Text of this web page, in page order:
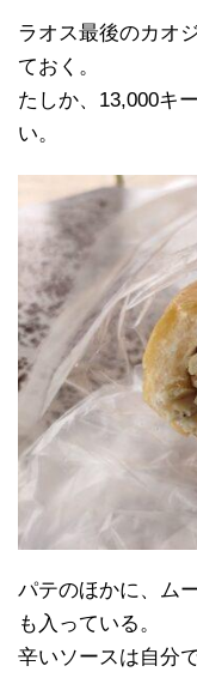
ラオス最後のカオ
ておく。
たしか、13,000キ
い。
パテのほかに、ム
も入っている。
辛いソースは自分